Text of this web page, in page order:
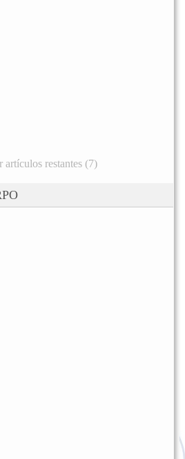
artículos restantes (7)